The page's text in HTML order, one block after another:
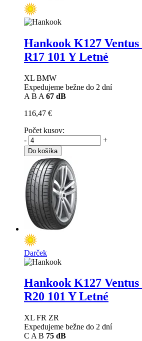
Hankook K127 Ventus
R17 101 Y Letné
XL BMW
Expedujeme bežne do 2 dní
A B A 67 dB
116,47 €
Počet kusov:
-
+
Do košíka
Darček
Hankook K127 Ventus
R20 101 Y Letné
XL FR ZR
Expedujeme bežne do 2 dní
C A B 75 dB